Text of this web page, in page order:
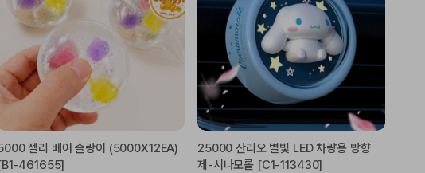
젤리 베어 슬랑이 (5000X12EA)
461655]
25000 산리오 별빛 LED 차량용 방향
제-시나모롤 [C1-113430]